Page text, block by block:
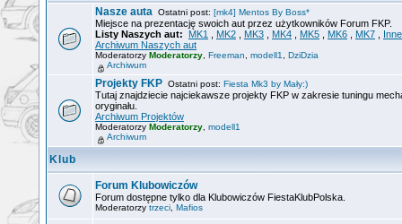
Nasze auta Ostatni post: [mk4] Mentos By Boss*
Miejsce na prezentację swoich aut przez użytkowników Forum FKP.
Listy Naszych aut:
MK1 MK2 MK3 MK4 MK5 MK6 MK7
Inne
Archiwum Naszych aut
Moderatorzy Moderatorzy Freeman modell1
DziDzia
Archiwum
Projekty FKP Ostatni post: Fiesta Mk3 by Mały:)
Tutaj znajdziecie najciekawsze projekty FKP w zakresie tuningu
oryginału.
Archiwum Projektów
Moderatorzy Moderatorzy modell1
Archiwum
Klub
Forum Klubowiczów
Forum dostępne tylko dla Klubowiczów FiestaKlubPolska.
Moderatorzy trzeci Mafios